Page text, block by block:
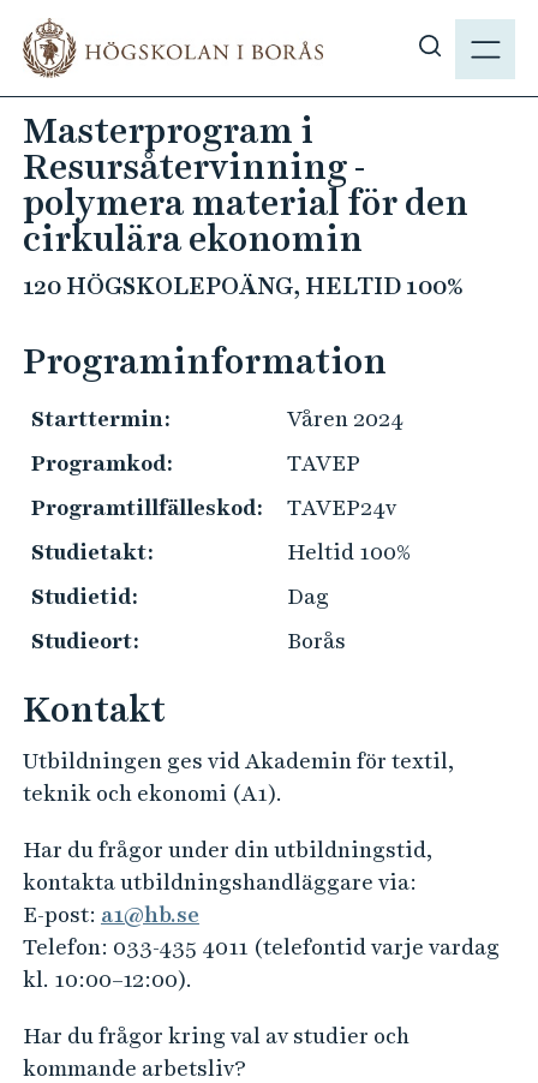
N
i
s
p
.
Masterprogram i
Resursåtervinning -
polymera material för den
cirkulära ekonomin
120 HÖGSKOLEPOÄNG, HELTID 100%
Programinformation
Starttermin:
Våren 2024
Programkod:
TAVEP
Programtillfälleskod:
TAVEP24v
Studietakt:
Heltid 100%
Studietid:
Dag
Studieort:
Borås
Kontakt
Utbildningen ges vid Akademin för textil,
teknik och ekonomi (A1).
Har du frågor under din utbildningstid,
kontakta utbildningshandläggare via:
E-post: a1@hb.se
Telefon: 033-435 4011 (telefontid varje vardag
kl. 10:00–12:00).
Har du frågor kring val av studier och
kommande arbetsliv?